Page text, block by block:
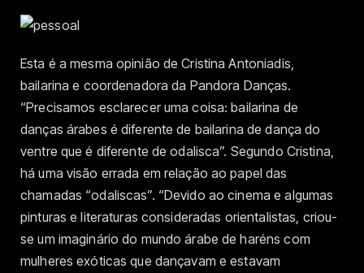
Esta é a mesma opinião de Cristina Antoniadis,
bailarina e coordenadora da Pandora Danças.
“Precisamos esclarecer uma coisa: bailarina de
danças árabes é diferente de bailarina de dança do
ventre que é diferente de odalisca”. Segundo Cristina,
há uma visão errada em relação ao papel das
chamadas “odaliscas”. “Devido ao cinema e algumas
pinturas e literaturas consideradas orientalistas, criou-
se um imaginário do mundo árabe de haréns com
mulheres exóticas que dançavam e estavam